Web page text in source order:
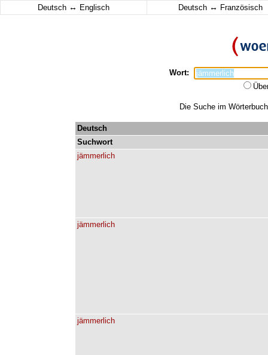
Deutsch ↔ Englisch Deutsch ↔ Französisch
Wort:
Die Suche im
Deutsch
Suchwort
jämmerlich
jämmerlich
jämmerlich